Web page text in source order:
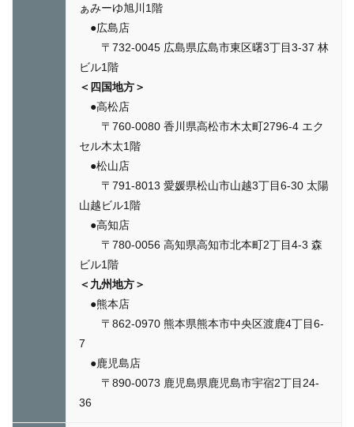
ぁみーゆ旭川1階
●広島店
〒732-0045 広島県広島市東区曙3丁目3-37 林
ビル1階
＜四国地方＞
●高松店
〒760-0080 香川県高松市木太町2796-4 エク
セル木太1階
●松山店
〒791-8013 愛媛県松山市山越3丁目6-30 太陽
山越ビル1階
●高知店
〒780-0056 高知県高知市北本町2丁目4-3 森
ビル1階
＜九州地方＞
●熊本店
〒862-0970 熊本県熊本市中央区渡鹿4丁目6-
7
●鹿児島店
〒890-0073 鹿児島県鹿児島市宇宿2丁目24-
36